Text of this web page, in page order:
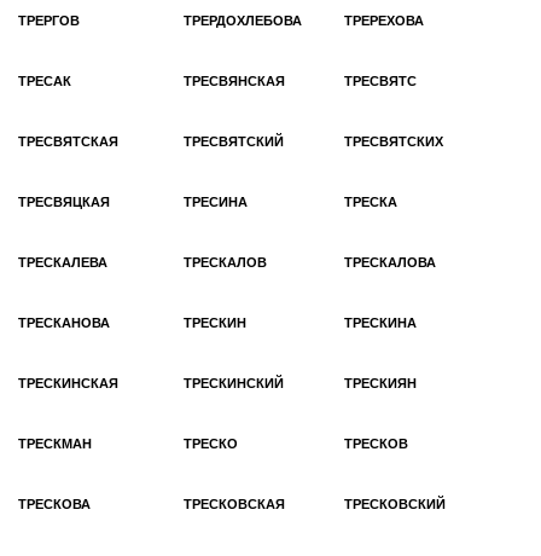
ТРЕРГОВ ТРЕРДОХЛЕБОВА ТРЕРЕХОВА
ТРЕСАК ТРЕСВЯНСКАЯ ТРЕСВЯТС
ТРЕСВЯТСКАЯ ТРЕСВЯТСКИЙ ТРЕСВЯТСКИХ
ТРЕСВЯЦКАЯ ТРЕСИНА ТРЕСКА
ТРЕСКАЛЕВА ТРЕСКАЛОВ ТРЕСКАЛОВА
ТРЕСКАНОВА ТРЕСКИН ТРЕСКИНА
ТРЕСКИНСКАЯ ТРЕСКИНСКИЙ ТРЕСКИЯН
ТРЕСКМАН ТРЕСКО ТРЕСКОВ
ТРЕСКОВА ТРЕСКОВСКАЯ ТРЕСКОВСКИЙ